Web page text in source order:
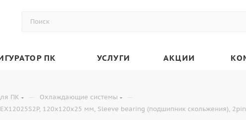
ПК УСЛУГИ АКЦИИ
ПК — Охлаждающие системы —
120x120x25 мм, Sleeve bearing (подшипник скольжения),